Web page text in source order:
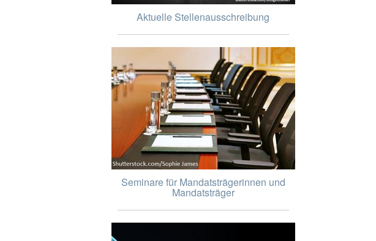
Aktuelle Stellenausschreibung
Seminare für Mandatsträgerinnen und
Mandatsträger